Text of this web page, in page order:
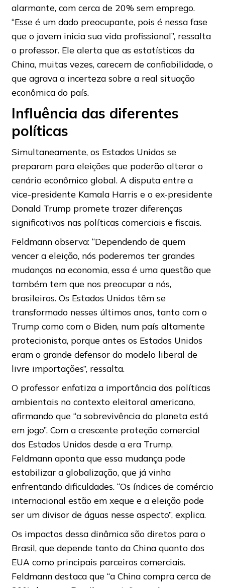
alarmante, com cerca de 20% sem emprego.
“Esse é um dado preocupante, pois é nessa fase
que o jovem inicia sua vida profissional”, ressalta
o professor. Ele alerta que as estatísticas da
China, muitas vezes, carecem de confiabilidade, o
que agrava a incerteza sobre a real situação
econômica do país.
Influência das diferentes
políticas
Simultaneamente, os Estados Unidos se
preparam para eleições que poderão alterar o
cenário econômico global. A disputa entre a
vice-presidente Kamala Harris e o ex-presidente
Donald Trump promete trazer diferenças
significativas nas políticas comerciais e fiscais.
Feldmann observa: “Dependendo de quem
vencer a eleição, nós poderemos ter grandes
mudanças na economia, essa é uma questão que
também tem que nos preocupar a nós,
brasileiros. Os Estados Unidos têm se
transformado nesses últimos anos, tanto com o
Trump como com o Biden, num país altamente
protecionista, porque antes os Estados Unidos
eram o grande defensor do modelo liberal de
livre importações”, ressalta.
O professor enfatiza a importância das políticas
ambientais no contexto eleitoral americano,
afirmando que “a sobrevivência do planeta está
em jogo”. Com a crescente proteção comercial
dos Estados Unidos desde a era Trump,
Feldmann aponta que essa mudança pode
estabilizar a globalização, que já vinha
enfrentando dificuldades. “Os índices de comércio
internacional estão em xeque e a eleição pode
ser um divisor de águas nesse aspecto”, explica.
Os impactos dessa dinâmica são diretos para o
Brasil, que depende tanto da China quanto dos
EUA como principais parceiros comerciais.
Feldmann destaca que “a China compra cerca de